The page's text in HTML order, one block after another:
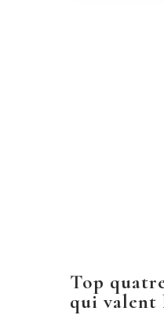
Top
qui valent